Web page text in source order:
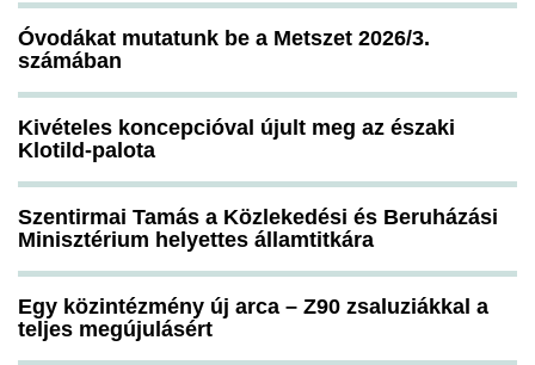
Óvodákat mutatunk be a Metszet 2026/3.
számában
Kivételes koncepcióval újult meg az északi
Klotild-palota
Szentirmai Tamás a Közlekedési és Beruházási
Minisztérium helyettes államtitkára
Egy közintézmény új arca – Z90 zsaluziákkal a
teljes megújulásért